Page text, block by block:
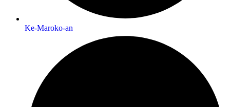
Ke-Maroko-an